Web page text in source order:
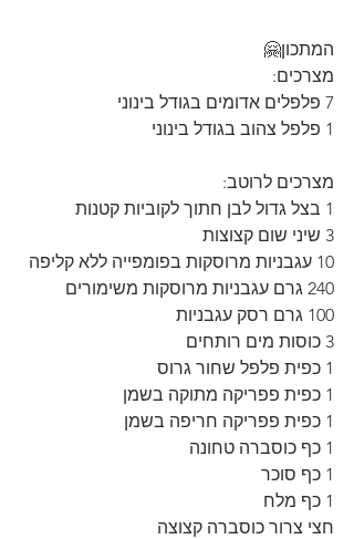
המתכון🤗
מצרכים:
7 פלפלים אדומים בגודל בינוני
1 פלפל צהוב בגודל בינוני
מצרכים לרוטב:
1 בצל גדול לבן חתוך לקוביות קטנות
3 שיני שום קצוצות
10 עגבניות מרוסקות בפומפייה ללא קליפה
240 גרם עגבניות מרוסקות משימורים
100 גרם רסק עגבניות
3 כוסות מים רותחים
1 כפית פלפל שחור גרוס
1 כפית פפריקה מתוקה בשמן
1 כפית פפריקה חריפה בשמן
1 כף כוסברה טחונה
1 כף סוכר
1 כף מלח
חצי צרור כוסברה קצוצה